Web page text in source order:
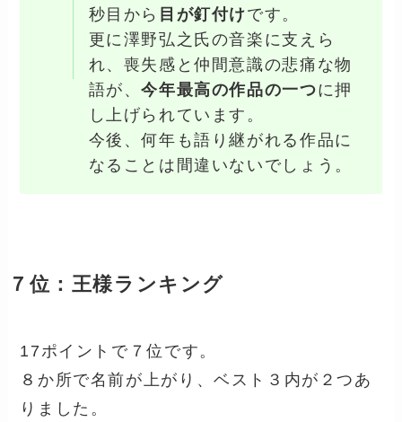
秒目から 目が釘付けです。
更に澤野弘之氏の音楽に支えら
れ、喪失感と仲間意識の悲痛な物
語が、今年最高の作品の一つに押
し上げられています。
今後、何年も語り継がれる作品に
なることは間違いないでしょう。
７位：王様ランキング
17ポイントで７位です。
８か所で名前が上がり、ベスト３内が２つあ
りました。